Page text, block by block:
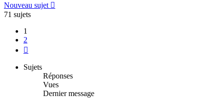
Nouveau sujet
71 sujets
1
2
Sujets
Réponses
Vues
Dernier message